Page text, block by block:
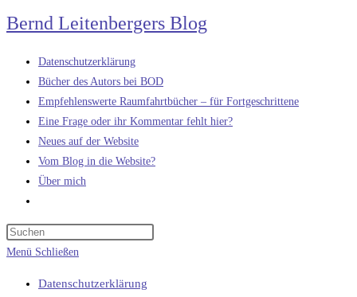
Zum
Inhalt
springen
Bernd Leitenbergers Blog
Datenschutzerklärung
Bücher des Autors bei BOD
Empfehlenswerte Raumfahrtbücher – für Fortgeschrittene
Eine Frage oder ihr Kommentar fehlt hier?
Neues auf der Website
Vom Blog in die Website?
Über mich
umschalten
Menü Schließen
Datenschutzerklärung